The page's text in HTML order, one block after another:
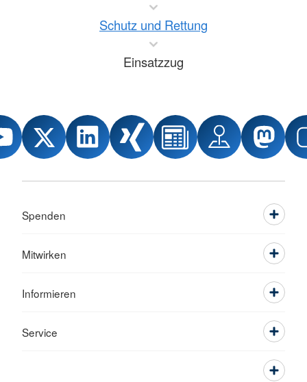
Schutz und Rettung
Einsatzzug
Spenden
Mitwirken
Informieren
Service